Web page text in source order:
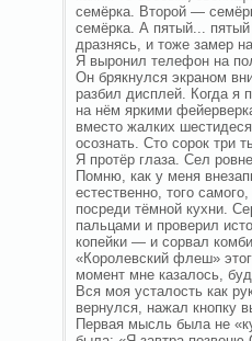
семёрка. Второй —
семёрка. А пятый...
дразнясь, и тоже замер
Я выронил телефон на
Он брякнулся экраном
разбил дисплей. Когда я
на нём яркими
вместо жалких
осознать. Сто сорок три
Я протёр глаза. Сел
Помню, как у меня
естественно, того
посреди тёмной кухни.
пальцами и проверил
копейки — и сорвал
«Королевский флеш»
момент мне казалось,
Вся моя усталость как
вернулся, нажал кнопку
Первая мысль была не